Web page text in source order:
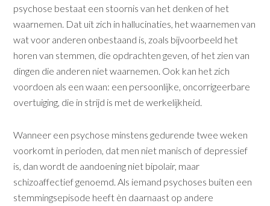
psychose bestaat een stoornis van het denken of het
waarnemen. Dat uit zich in hallucinaties, het waarnemen van
wat voor anderen onbestaand is, zoals bijvoorbeeld het
horen van stemmen, die opdrachten geven, of het zien van
dingen die anderen niet waarnemen. Ook kan het zich
voordoen als een waan: een persoonlijke, oncorrigeerbare
overtuiging, die in strijd is met de werkelijkheid.
Wanneer een psychose minstens gedurende twee weken
voorkomt in perioden, dat men niet manisch of depressief
is, dan wordt de aandoening niet bipolair, maar
schizoaffectief genoemd. Als iemand psychoses buiten een
stemmingsepisode heeft èn daarnaast op andere